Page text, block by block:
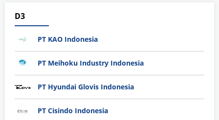
D3
PT KAO Indonesia
PT Meihoku Industry Indonesia
PT Hyundai Glovis Indonesia
PT Cisindo Indonesia